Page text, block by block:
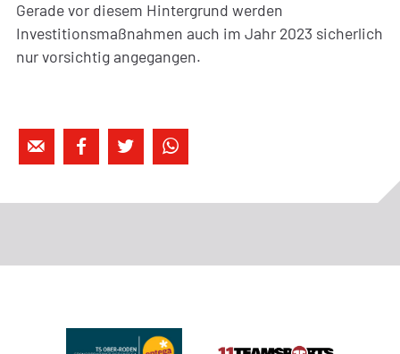
Gerade vor diesem Hintergrund werden
Investitionsmaßnahmen auch im Jahr 2023 sicherlich
nur vorsichtig angegangen.
   